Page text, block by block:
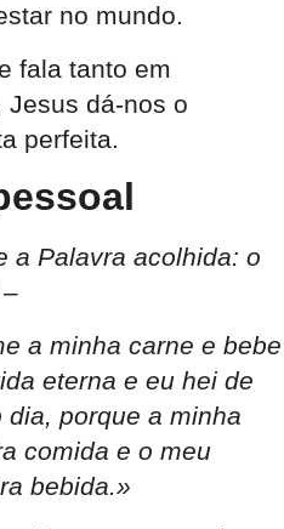
no mundo.
fala tanto em
Jesus dá-nos o
perfeita.
a Palavra acolhida: o
a minha carne e bebe
eterna e eu hei de
porque a minha
comida e o meu
bebida.»